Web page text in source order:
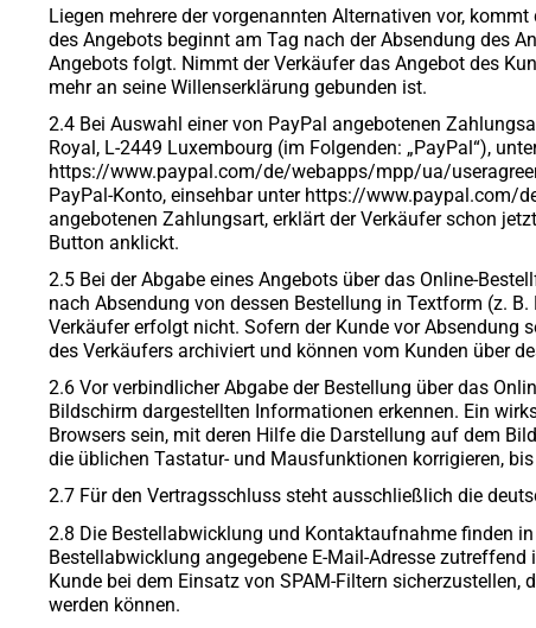
Liegen mehrere der vorgenannten Alternativen vor,
des Angebots beginnt am Tag nach der Absendung des
Angebots folgt. Nimmt der Verkäufer das Angebot des
mehr an seine Willenserklärung gebunden ist.
2.4 Bei Auswahl einer von PayPal angebotenen
Royal, L-2449 Luxembourg (im Folgenden: „PayPal“),
https://www.paypal.com/de/webapps/mpp/ua/
PayPal-Konto, einsehbar unter https://www.paypal.com/
angebotenen Zahlungsart, erklärt der Verkäufer schon
Button anklickt.
2.5 Bei der Abgabe eines Angebots über das Online-
nach Absendung von dessen Bestellung in Textform (z.
Verkäufer erfolgt nicht. Sofern der Kunde vor Absendung
des Verkäufers archiviert und können vom Kunden über
2.6 Vor verbindlicher Abgabe der Bestellung über das
Bildschirm dargestellten Informationen erkennen. Ein
Browsers sein, mit deren Hilfe die Darstellung auf dem
die üblichen Tastatur- und Mausfunktionen korrigieren,
2.7 Für den Vertragsschluss steht ausschließlich die
2.8 Die Bestellabwicklung und Kontaktaufnahme finden
Bestellabwicklung angegebene E-Mail-Adresse
Kunde bei dem Einsatz von SPAM-Filtern
werden können.